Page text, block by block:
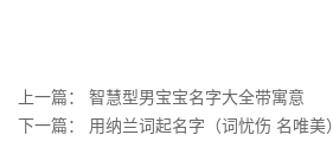
上一篇： 智慧型男宝宝名字大全带寓意
下一篇： 用纳兰词起名字（词忧伤 名唯美）